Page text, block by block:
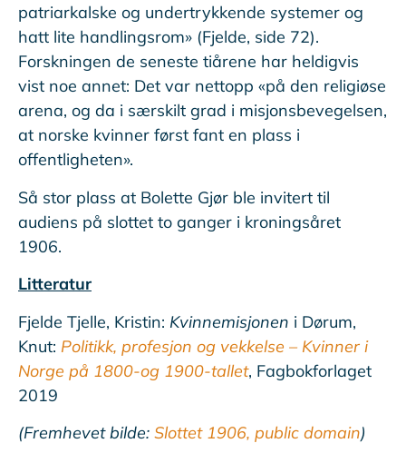
patriarkalske og undertrykkende systemer og
hatt lite handlingsrom» (Fjelde, side 72).
Forskningen de seneste tiårene har heldigvis
vist noe annet: Det var nettopp «på den religiøse
arena, og da i særskilt grad i misjonsbevegelsen,
at norske kvinner først fant en plass i
offentligheten».
Så stor plass at Bolette Gjør ble invitert til
audiens på slottet to ganger i kroningsåret
1906.
Litteratur
Fjelde Tjelle, Kristin: Kvinnemisjonen i Dørum,
Knut: Politikk, profesjon og vekkelse – Kvinner i
Norge på 1800-og 1900-tallet, Fagbokforlaget
2019
(Fremhevet bilde: Slottet 1906, public domain)